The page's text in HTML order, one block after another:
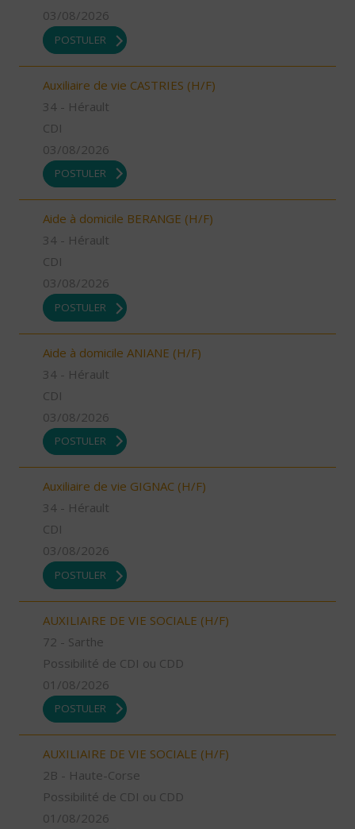
03/08/2026
POSTULER
Auxiliaire de vie CASTRIES (H/F)
34 - Hérault
CDI
03/08/2026
POSTULER
Aide à domicile BERANGE (H/F)
34 - Hérault
CDI
03/08/2026
POSTULER
Aide à domicile ANIANE (H/F)
34 - Hérault
CDI
03/08/2026
POSTULER
Auxiliaire de vie GIGNAC (H/F)
34 - Hérault
CDI
03/08/2026
POSTULER
AUXILIAIRE DE VIE SOCIALE (H/F)
72 - Sarthe
Possibilité de CDI ou CDD
01/08/2026
POSTULER
AUXILIAIRE DE VIE SOCIALE (H/F)
2B - Haute-Corse
Possibilité de CDI ou CDD
01/08/2026